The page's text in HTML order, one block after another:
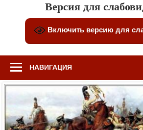
Версия для
Включить версию для
НАВИГАЦИЯ